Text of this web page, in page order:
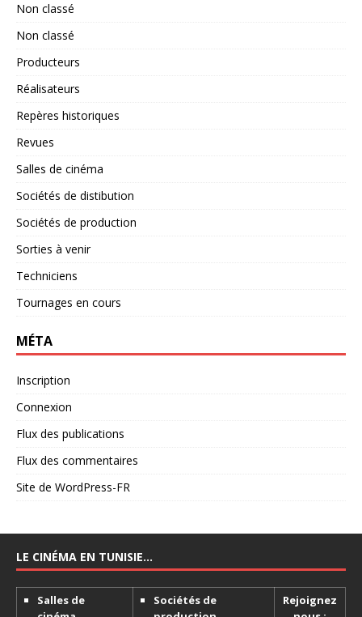
Non classé
Non classé
Producteurs
Réalisateurs
Repères historiques
Revues
Salles de cinéma
Sociétés de distibution
Sociétés de production
Sorties à venir
Techniciens
Tournages en cours
MÉTA
Inscription
Connexion
Flux des publications
Flux des commentaires
Site de WordPress-FR
LE CINÉMA EN TUNISIE…
Salles de
Sociétés de
Rejoignez